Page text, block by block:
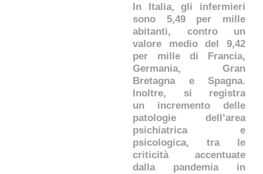
In Italia, gli infermieri
sono 5,49 per mille
abitanti, contro un
valore medio del 9,42
per mille di Francia,
Germania, Gran
Bretagna e Spagna.
Inoltre, si registra
un incremento delle
patologie dell’area
psichiatrica e
psicologica, tra le
criticità accentuate
dalla pandemia in